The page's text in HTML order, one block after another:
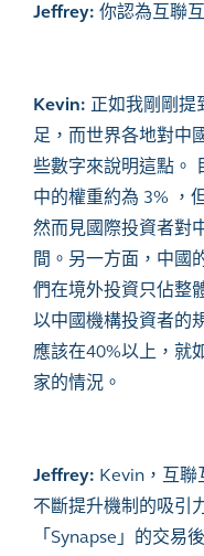
Jeffrey: 你認為互聯
Kevin: 正如我剛剛提
足，而世界各地對中
些數字來說明這點。
中的權重約為 3% ，
然而見國際投資者對
間。另一方面，中國
們在境外投資只佔整
以中國機構投資者的
應該在40%以上，就
家的情況。
Jeffrey: Kevin，互聯
不斷提升機制的吸引
「Synapse」的交易